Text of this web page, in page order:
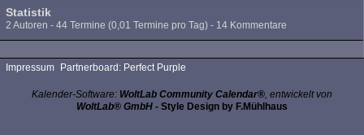
Statistik
2 Autoren - 44 Termine (0,01 Termine pro Tag) - 14 Kommentare
Impressum Partnerboard: Perfect Purple
Kalender-Software: WoltLab Community Calendar®, entwickelt von
WoltLab® GmbH